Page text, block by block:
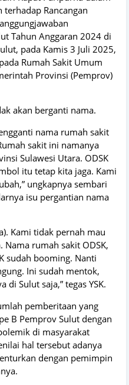
terhadap Rancangan
Tahun Anggaran 2024 di
pada Kamis 3 Juli 2025,
Rumah Sakit Umum
Provinsi (Pemprov)
akan berganti nama.
nama rumah sakit
sakit ini namanya
Sulawesi Utara. ODSK
itu tetap kita jaga. Kami
ungkapnya sembari
isu pergantian nama
Kami tidak pernah mau
Nama rumah sakit ODSK,
sudah booming. Nanti
Ini sudah mentok,
di Sulut saja,” tegas YSK.
pemberitaan yang
B Pemprov Sulut dengan
di masyarakat
hal tersebut adanya
dengan pemimpin